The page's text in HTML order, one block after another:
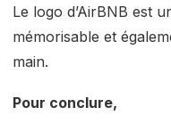
Le logo d’AirBNB est
mémorisable et
main.
Pour conclure,